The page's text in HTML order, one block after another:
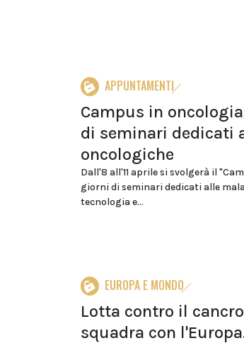
APPUNTAMENTI
Campus in
di seminari dedicati
oncologiche
Dall'8 all'11 aprile si svolgerà il
giorni di seminari dedicati alle
tecnologia e...
EUROPA E MONDO
Lotta contro il
squadra con